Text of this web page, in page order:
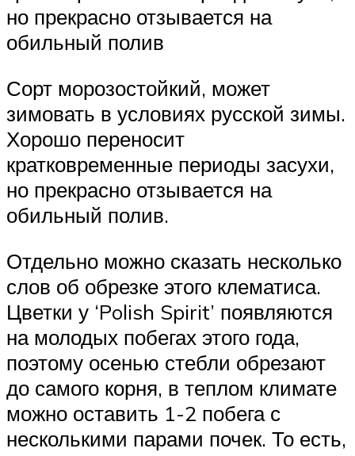
но прекрасно отзывается на
обильный полив
Сорт морозостойкий, может
зимовать в условиях русской зимы.
Хорошо переносит
кратковременные периоды засухи,
но прекрасно отзывается на
обильный полив.
Отдельно можно сказать несколько
слов об обрезке этого клематиса.
Цветки у ‘Polish Spirit’ появляются
на молодых побегах этого года,
поэтому осенью стебли обрезают
до самого корня, в теплом климате
можно оставить 1-2 побега с
несколькими парами почек. То есть,